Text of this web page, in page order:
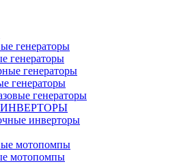
генераторы
генераторы
генераторы
генераторы
генераторы
инверторы
мотопомпы
мотопомпы